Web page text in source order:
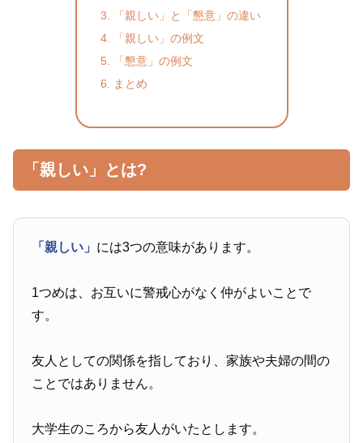
「親しい」と「懇意」の違い
「親しい」の例文
「懇意」の例文
まとめ
「親しい」とは?
「親しい」 には3つの意味があります。
1つめは、お互いに警戒心がなく仲がよいことで
す。
友人としての関係を指しており、家族や夫婦の間の
ことではありません。
大学生のころから友人がいたとします。